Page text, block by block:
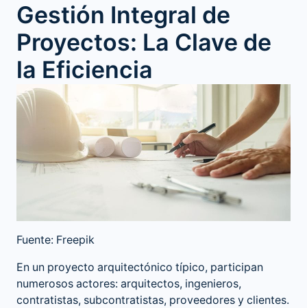
Gestión Integral de
Proyectos: La Clave de
la Eficiencia
Fuente: Freepik
En un proyecto arquitectónico típico, participan
numerosos actores: arquitectos, ingenieros,
contratistas, subcontratistas, proveedores y clientes.